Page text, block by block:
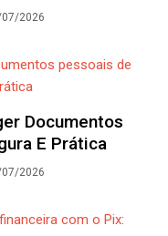
2026
Documentos
E Prática
2026